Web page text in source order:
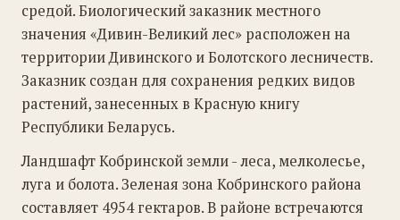
средой. Биологический заказник местного
значения «Дивин-Великий лес» расположен на
территории Дивинского и Болотского лесничеств.
Заказник создан для сохранения редких видов
растений, занесенных в Красную книгу
Республики Беларусь.
Ландшафт Кобринской земли - леса, мелколесье,
луга и болота. Зеленая зона Кобринского района
составляет 4954 гектаров. В районе встречаются